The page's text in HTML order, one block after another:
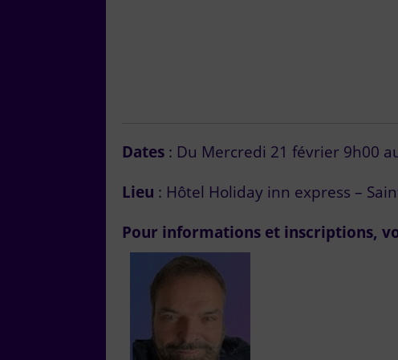
Dates : Du Mercredi 21 février 9h00
Lieu : Hôtel Holiday inn express –
Pour informations et inscriptions,